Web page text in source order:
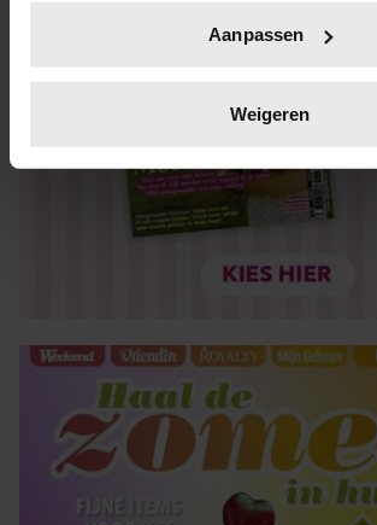
op specifieke eigenschappen
verwerkt en stel uw voorkeuren in het
intrekken in de Cookieverklaring.
We gebruiken cookies om content en
en om ons websiteverkeer te analyseren.
partners kunnen deze gegevens
informatie die u aan ze heeft verstrekt of
verzameld op basis van uw gebruik van
gaat akkoord met onze cookies als u
Aanpassen
Weigeren